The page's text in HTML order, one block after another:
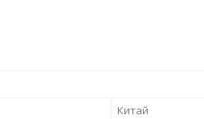
Китай